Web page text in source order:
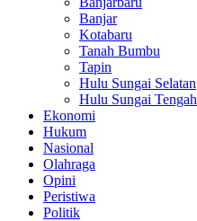
Banjar
Kotabaru
Tanah Bumbu
Tapin
Hulu Sungai Selatan
Hulu Sungai Tengah
Ekonomi
Hukum
Nasional
Olahraga
Opini
Peristiwa
Politik